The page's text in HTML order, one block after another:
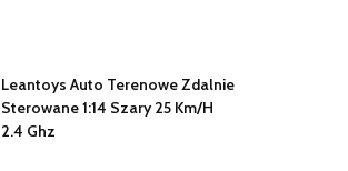
Leantoys Auto Terenowe Zdalnie
Sterowane 1:14 Szary 25 Km/H
2.4 Ghz